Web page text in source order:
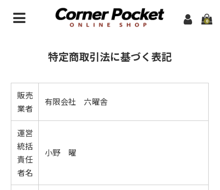
0
LINE UP
八ヶ岳ブレッド（全商品）
ー 定番オススメ
ー 八ヶ岳ゴールド（県産素材使用）
特定商取引法に基づく表記
販売
業者
有限会社 六曜舎
運営
統括
責任
者名
小野 曜